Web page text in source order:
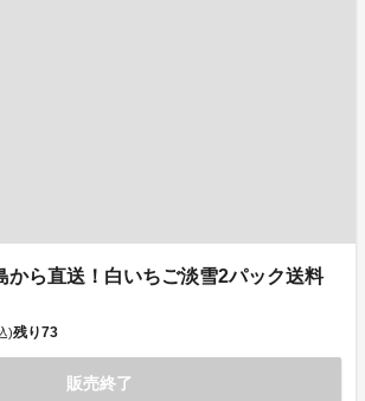
から直送！白いちご淡雪2パック送料
)残り73
販売終了